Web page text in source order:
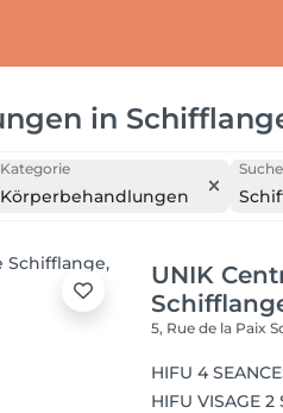
in
Kategorie
Körperbehandlungen
UNIK
5, Rue de la Paix
HIFU 4
HIFU VISAGE 2